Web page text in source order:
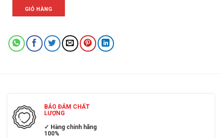
GIỎ HÀNG
BẢO ĐẢM CHẤT
LƯỢNG
✓ Hàng chính hãng
100%